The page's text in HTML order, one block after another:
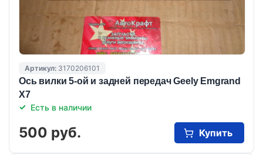
Артикул: 3170206101
Ось вилки 5-ой и задней передач Geely Emgrand
X7
Есть в наличии
500 руб. Купить